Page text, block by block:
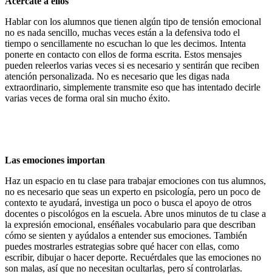
Hablar con los alumnos que tienen algún tipo de tensión emocional
no es nada sencillo, muchas veces están a la defensiva todo el
tiempo o sencillamente no escuchan lo que les decimos. Intenta
ponerte en contacto con ellos de forma escrita. Estos mensajes
pueden releerlos varias veces si es necesario y sentirán que reciben
atención personalizada. No es necesario que les digas nada
extraordinario, simplemente transmite eso que has intentado decirle
varias veces de forma oral sin mucho éxito.
Las emociones importan
Haz un espacio en tu clase para trabajar emociones con tus alumnos,
no es necesario que seas un experto en psicología, pero un poco de
contexto te ayudará, investiga un poco o busca el apoyo de otros
docentes o piscológos en la escuela. Abre unos minutos de tu clase a
la expresión emocional, enséñales vocabulario para que describan
cómo se sienten y ayúdalos a entender sus emociones. También
puedes mostrarles estrategias sobre qué hacer con ellas, como
escribir, dibujar o hacer deporte. Recuérdales que las emociones no
son malas, así que no necesitan ocultarlas, pero sí controlarlas.